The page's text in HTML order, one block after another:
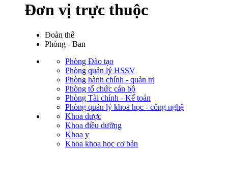
Đơn vị trực thuộc
Đoàn thể
Phòng - Ban
Phòng Đào tạo
Phòng quản lý HSSV
Phòng hành chính - quản trị
Phòng tổ chức cán bộ
Phòng Tài chính - Kế toán
Phòng quản lý khoa học - công nghệ
Khoa dược
Khoa điều dưỡng
Khoa y
Khoa khoa học cơ bản